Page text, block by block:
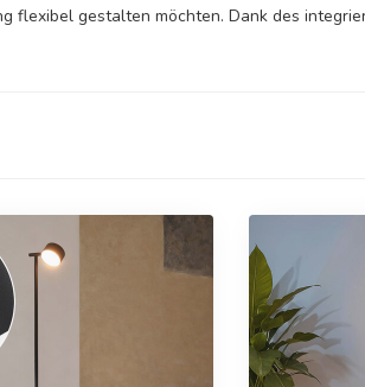
gestalten möchten. Dank des